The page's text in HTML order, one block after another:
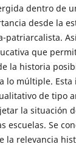
dentro de
desde la
patriarcalista.
que
la historia
lo múltiple.
de tipo
la situación
escuelas. Se
la relevancia